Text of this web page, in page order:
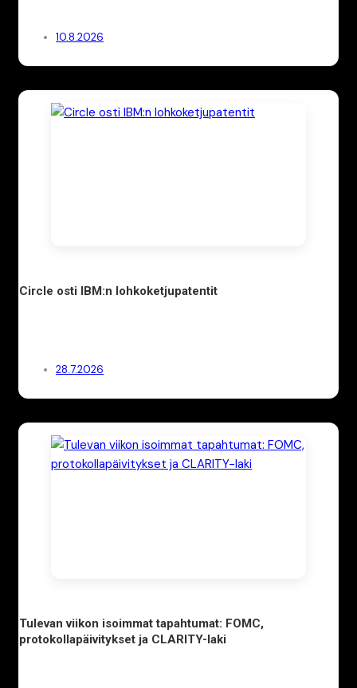
10.8.2026
Circle osti IBM:n lohkoketjupatentit
28.7.2026
Tulevan viikon isoimmat tapahtumat: FOMC,
protokollapäivitykset ja CLARITY-laki